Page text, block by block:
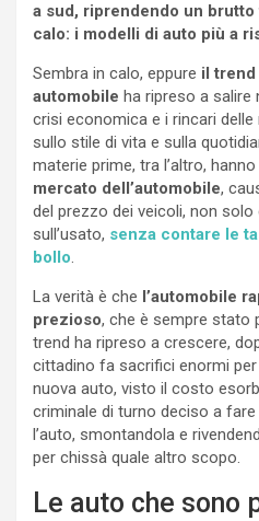
a sud, riprendendo un
calo: i modelli di auto più a
Sembra in calo, eppure il
automobile ha ripreso a salire
crisi economica e i rincari
sullo stile di vita e sulla
materie prime, tra l’altro,
mercato dell’automobile,
del prezzo dei veicoli, non solo
sull’usato, senza contare le
bollo.
La verità è che l’automobile
prezioso, che è sempre stato
trend ha ripreso a crescere,
cittadino fa sacrifici enormi
nuova auto, visto il costo
criminale di turno deciso a
l’auto, smontandola e
per chissà quale altro scopo.
Le auto che sono